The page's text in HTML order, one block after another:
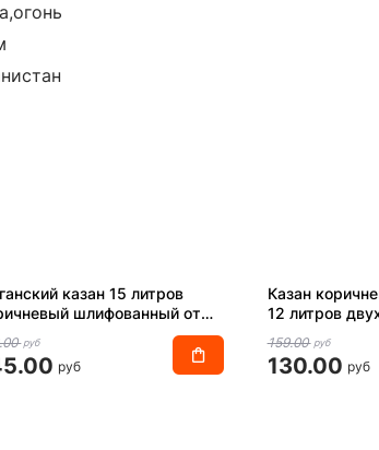
казан 15 литров
шлифованный от
руб
руб
Казан
12 литров
159.00 руб
130.00 руб